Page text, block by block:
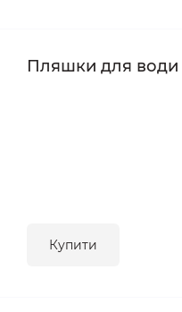
Пляшки для води
Купити